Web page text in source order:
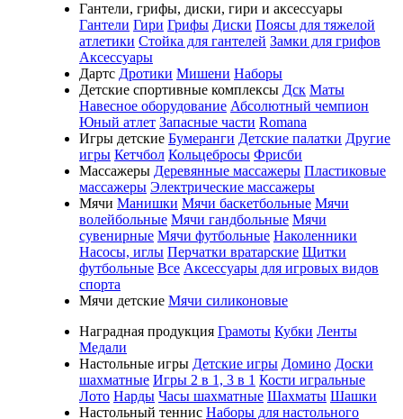
Гантели, грифы, диски, гири и аксессуары
Гантели Гири Грифы Диски Поясы для тяжелой
атлетики Стойка для гантелей Замки для грифов
Аксессуары
Дартс Дротики Мишени Наборы
Детские спортивные комплексы Дск Маты
Навесное оборудование Абсолютный чемпион
Юный атлет Запасные части Romana
Игры детские Бумеранги Детские палатки Другие
игры Кетчбол Кольцебросы Фрисби
Массажеры Деревянные массажеры Пластиковые
массажеры Электрические массажеры
Мячи Манишки Мячи баскетбольные Мячи
волейбольные Мячи гандбольные Мячи
сувенирные Мячи футбольные Наколенники
Насосы, иглы Перчатки вратарские Щитки
футбольные Все Аксессуары для игровых видов
спорта
Мячи детские Мячи силиконовые
Наградная продукция Грамоты Кубки Ленты
Медали
Настольные игры Детские игры Домино Доски
шахматные Игры 2 в 1, 3 в 1 Кости игральные
Лото Нарды Часы шахматные Шахматы Шашки
Настольный теннис Наборы для настольного